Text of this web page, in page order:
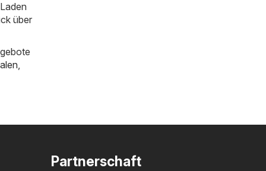
über
,
Partnerschaft